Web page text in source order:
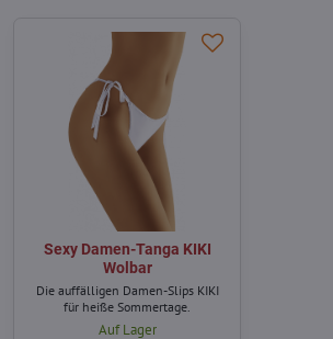
Sexy Damen-Tanga KIKI
Wolbar
Die auffälligen Damen-Slips KIKI
für heiße Sommertage.
Auf Lager